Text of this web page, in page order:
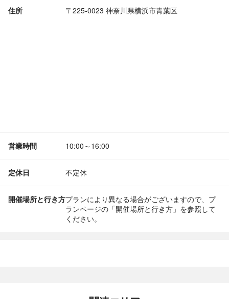
住所 〒225-0023 神奈川県横浜市青葉区
営業時間 10:00～16:00
定休日 不定休
開催場所と行き方プランにより異なる場合がございますので、プ
ランページの「開催場所と行き方」を参照して
ください。